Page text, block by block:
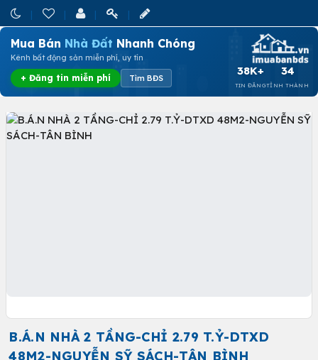
Mua Bán Nhà Đất Nhanh Chóng
Kênh bất động sản miễn phí, uy tín
+ Đăng tin miễn phí Tìm BĐS
38K+
TIN ĐĂNG
34
TỈNH THÀNH
B.Á.N NHÀ 2 TẦNG-CHỈ 2.79 T.Ỷ-DTXD
48M2-NGUYỄN SỸ SÁCH-TÂN BÌNH